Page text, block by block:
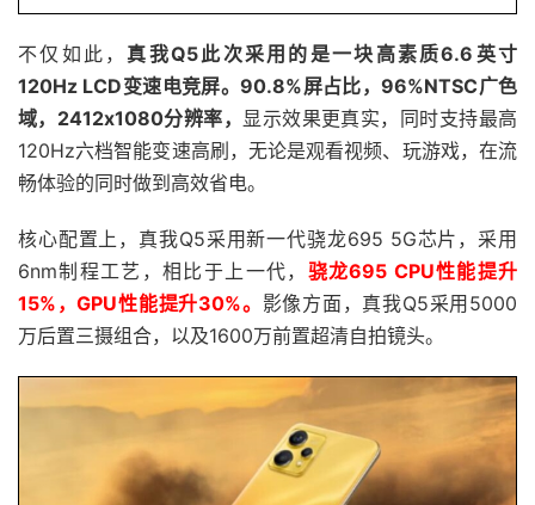
不仅如此， 真我Q5此次采用的是一块高素质6.6英寸
120Hz LCD变速电竞屏。90.8%屏占比，96%NTSC广色
域，2412x1080分辨率， 显示效果更真实，同时支持最高
120Hz六档智能变速高刷，无论是观看视频、玩游戏，在流
畅体验的同时做到高效省电。
核心配置上，真我Q5采用新一代骁龙695 5G芯片，采用
6nm制程工艺，相比于上一代， 骁龙695 CPU性能提升
15%，GPU性能提升30%。 影像方面，真我Q5采用5000
万后置三摄组合，以及1600万前置超清自拍镜头。